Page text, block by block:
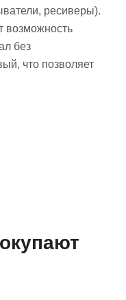
ресиверы).
возможность
без
что позволяет